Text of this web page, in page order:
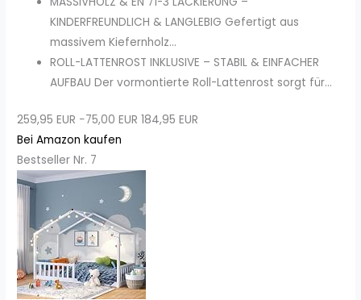
KINDERFREUNDLICH & LANGLEBIG Gefertigt aus
massivem Kiefernholz...
ROLL-LATTENROST INKLUSIVE – STABIL & EINFACHER
AUFBAU Der vormontierte Roll-Lattenrost sorgt für...
259,95 EUR −75,00 EUR 184,95 EUR
Bei Amazon kaufen
Bestseller Nr. 7